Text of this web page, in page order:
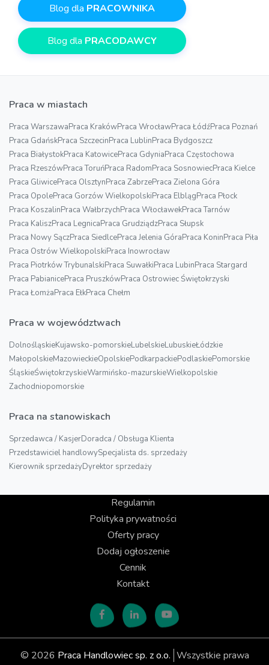
Blog dla PRACOWNIKA
Blog dla PRACODAWCY
Praca w miastach
Praca WarszawaPraca KrakówPraca WrocławPraca ŁódźPraca Poznań
Praca GdańskPraca SzczecinPraca LublinPraca Bydgoszcz
Praca BiałystokPraca KatowicePraca GdyniaPraca Częstochowa
Praca RzeszówPraca ToruńPraca RadomPraca SosnowiecPraca Kielce
Praca GliwicePraca OlsztynPraca ZabrzePraca Zielona Góra
Praca OpolePraca Gorzów WielkopolskiPraca ElblągPraca Płock
Praca KoszalinPraca WałbrzychPraca WłocławekPraca Tarnów
Praca KaliszPraca LegnicaPraca GrudziądzPraca Słupsk
Praca Nowy SączPraca SiedlcePraca Jelenia GóraPraca KoninPraca Piła
Praca Ostrów WielkopolskiPraca Inowrocław
Praca Piotrków TrybunalskiPraca SuwałkiPraca LubinPraca Stargard
Praca PabianicePraca PruszkówPraca Ostrowiec Świętokrzyski
Praca ŁomżaPraca EłkPraca Chełm
Praca w województwach
DolnośląskieKujawsko-pomorskieLubelskieLubuskieŁódzkie
MałopolskieMazowieckieOpolskiePodkarpackiePodlaskiePomorskie
ŚląskieŚwiętokrzyskieWarmińsko-mazurskieWielkopolskie
Zachodniopomorskie
Praca na stanowiskach
Sprzedawca / KasjerDoradca / Obsługa Klienta
Przedstawiciel handlowySpecjalista ds. sprzedaży
Kierownik sprzedażyDyrektor sprzedaży
Regulamin
Polityka prywatności
Oferty pracy
Dodaj ogłoszenie
Cennik
Kontakt
© 2026 Praca Handlowiec sp. z o.o. Wszystkie prawa